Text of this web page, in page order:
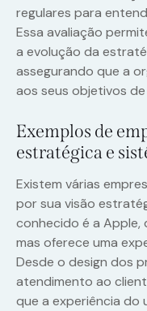
regulares para
Essa avaliação
a evolução da
assegurando que a
aos seus objetivos
Exemplos de
estratégica e
Existem várias
por sua visão
conhecido é a Apple,
mas oferece uma
Desde o design dos
atendimento ao
que a experiência do